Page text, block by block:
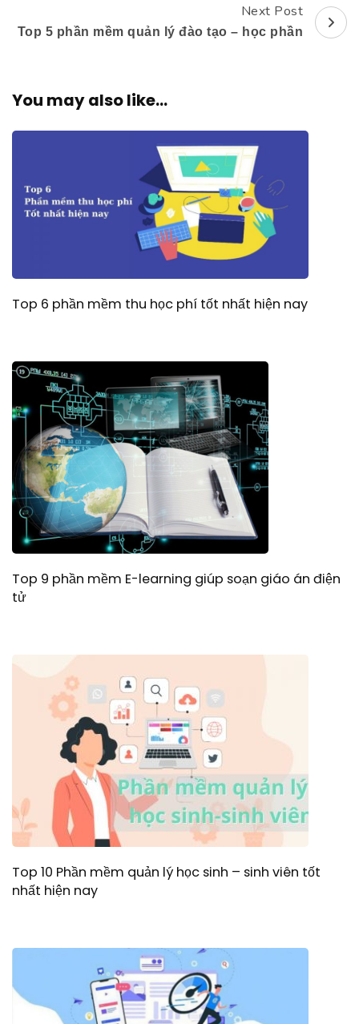
Next Post
Top 5 phần mềm quản lý đào tạo – học phần
You may also like...
Top 6 phần mềm thu học phí tốt nhất hiện nay
Top 9 phần mềm E-learning giúp soạn giáo án điện
tử
Top 10 Phần mềm quản lý học sinh – sinh viên tốt
nhất hiện nay